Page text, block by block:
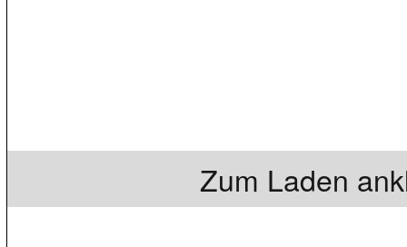
Zum Laden